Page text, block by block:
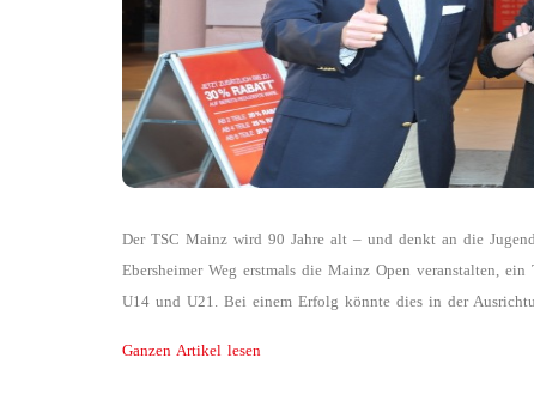
Der TSC Mainz wird 90 Jahre alt – und denkt an die
Ebersheimer Weg erstmals die Mainz Open veranstalten,
U14 und U21. Bei einem Erfolg könnte dies in der
Ganzen Artikel lesen